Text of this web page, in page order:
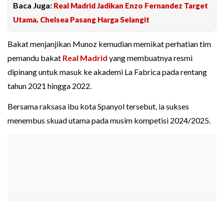
Baca Juga: Real Madrid Jadikan Enzo Fernandez Target
Utama, Chelsea Pasang Harga Selangit
Bakat menjanjikan Munoz kemudian memikat perhatian tim
pemandu bakat Real Madrid yang membuatnya resmi
dipinang untuk masuk ke akademi La Fabrica pada rentang
tahun 2021 hingga 2022.
Bersama raksasa ibu kota Spanyol tersebut, ia sukses
menembus skuad utama pada musim kompetisi 2024/2025.